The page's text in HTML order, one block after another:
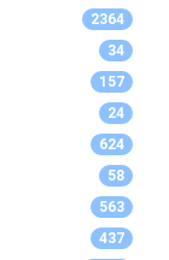
2364
34
157
24
624
58
563
437